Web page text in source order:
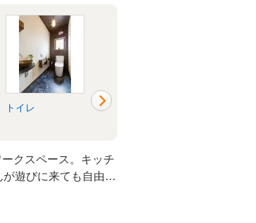
トイレ 洗面所・脱衣所
クスペース。キッチ
遊びに来ても自由に